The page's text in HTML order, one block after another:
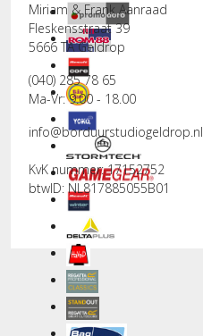
Miriam & Frank Aanraad
Fleskensstraat 39
5666 TA Geldrop
(040) 285 78 65
Ma-Vr: 9.00 - 18.00
info@borduurstudiogeldrop.nl
KvK nummer: 17152752
btwID: NL817885055B01